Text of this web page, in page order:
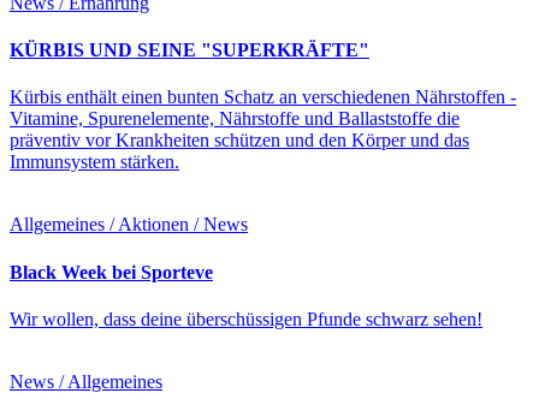
KÜRBIS UND SEINE "SUPERKRÄFTE"
Kürbis enthält einen bunten Schatz an verschiedenen Nährstoffen -
Vitamine, Spurenelemente, Nährstoffe und Ballaststoffe die
präventiv vor Krankheiten schützen und den Körper und das
Immunsystem stärken.
Allgemeines / Aktionen / News
Black Week bei Sporteve
Wir wollen, dass deine überschüssigen Pfunde schwarz sehen!
News / Allgemeines